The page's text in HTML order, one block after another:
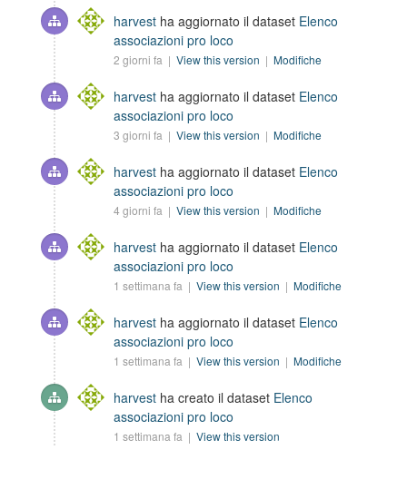
harvest ha aggiornato il dataset Elenco
associazioni pro loco
2 giorni fa | View this version | Modifiche
harvest ha aggiornato il dataset Elenco
associazioni pro loco
3 giorni fa | View this version | Modifiche
harvest ha aggiornato il dataset Elenco
associazioni pro loco
4 giorni fa | View this version | Modifiche
harvest ha aggiornato il dataset Elenco
associazioni pro loco
1 settimana fa | View this version | Modifiche
harvest ha aggiornato il dataset Elenco
associazioni pro loco
1 settimana fa | View this version | Modifiche
harvest ha creato il dataset Elenco
associazioni pro loco
1 settimana fa | View this version